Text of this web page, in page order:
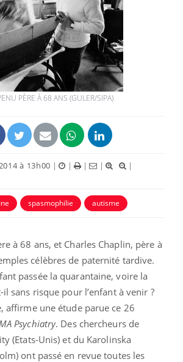
PÈRE À 68 ANS (GULER/SIPA)
à 13h00 | | | |
|
spasmophilie autisme
à 68 ans, et Charles Chaplin, père à
célèbres de paternité tardive.
passée la quarantaine, voire la
sans risque pour l’enfant à venir ?
affirme une étude parue ce 26
Psychiatry. Des chercheurs de
(Etats-Unis) et du Karolinska
ont passé en revue toutes les